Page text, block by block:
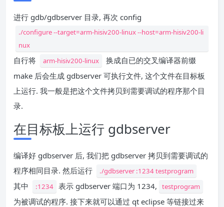
进行 gdb/gdbserver 目录, 再次 config
./configure --target=arm-hisiv200-linux --host=arm-hisiv200-li
nux
自行将 arm-hisiv200-linux
换成自已的交叉编译器前缀
make 后会生成 gdbserver 可执行文件, 这个文件在目标板
上运行. 我一般是把这个文件拷贝到需要调试的程序那个目
录.
在目标板上运行 gdbserver
编译好 gdbserver 后, 我们把 gdbserver 拷贝到需要调试的
程序相同目录. 然后运行
./gdbserver :1234 testprogram
其中 :1234 表示 gdbserver 端口为 1234, testprogram
为被调试的程序. 接下来就可以通过 qt eclipse 等链接过来